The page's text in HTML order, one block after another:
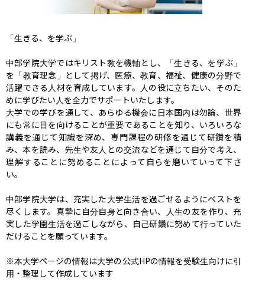
「生きる、を学ぶ」
中部学院大学ではキリスト教を機軸とし、「生きる、を学ぶ」
を「教育理念」として掲げ、医療、教育、福祉、健康の分野で
活躍できる人材を育成しています。人の役に立ちたい、そのた
めに学びたい人を全力でサポートいたします。
大学での学びを通して、あらゆる機会に日本国内は勿論、世界
にも常に目を向けることが重要であることを知り、いろいろな
講義を通じて知識を深め、専門課程の研修を通じて研鑽を積
み、本を読み、先生や友人との交流などを通じて自分で考え、
理解することに努めることによって自らを磨いていって下さ
い。
中部学院大学は、充実した大学生活を過ごせるようにベストを
尽くします。真摯に自分自身と向き合い、人生の友を作り、充
実した学園生活を過ごしながら、自己研鑽に努めて行っていた
だけることを願っています。
※本大学ページの情報は大学の公式HPの情報を受験生向けに引
用・整理して作成しています